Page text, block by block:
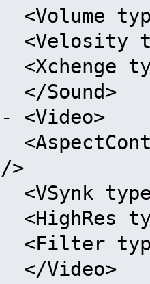
<Volume
<Velosity
<Xchenge
</Sound>
- <Video>
/>
<VSynk
<HighRes
<Filter
</Video>